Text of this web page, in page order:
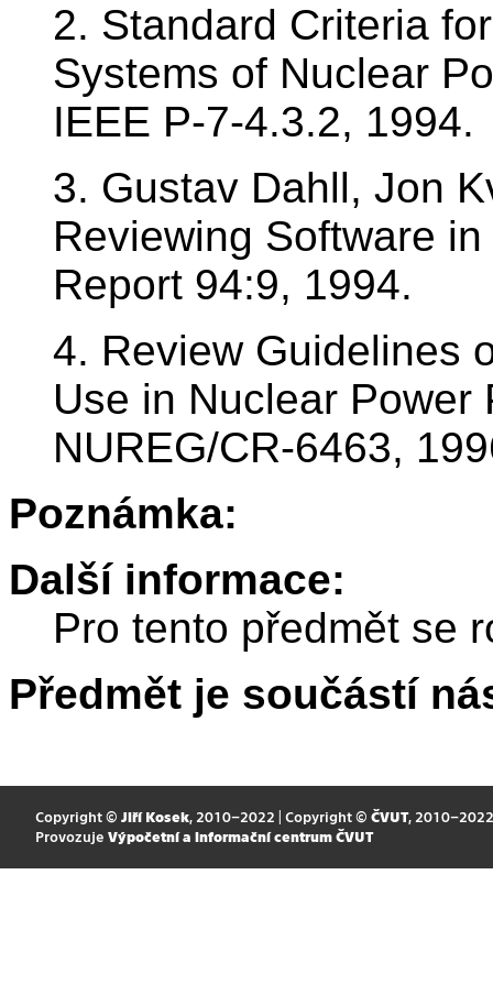
2. Standard Criteria
Systems of Nuclear
IEEE P-7-4.3.2, 1994.
3. Gustav Dahll, Jon
Reviewing Software
Report 94:9, 1994.
4. Review Guidelines
Use in Nuclear Power
NUREG/CR-6463,
Poznámka:
Další informace:
Pro tento předmět se
Předmět je součástí
Copyright © Jiří Kosek, 2010–2022 | Copyright © ČVUT, 2010–2022
Provozuje Výpočetní a informační centrum ČVUT